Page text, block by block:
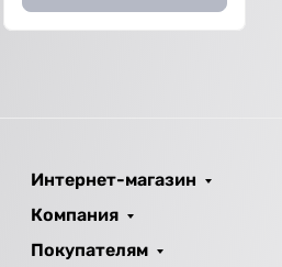
Интернет-магазин
Компания
Покупателям